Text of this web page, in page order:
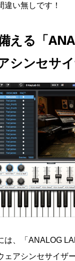
い無しです！
える「
シンセサイ
は、「ANALOG
ェアシンセサイザ